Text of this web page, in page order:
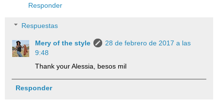
Responder
Respuestas
Mery of the style
28 de febrero de 2017 a las
9:48
Thank your Alessia, besos mil
Responder